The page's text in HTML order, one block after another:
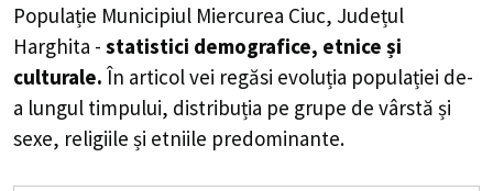
Populație Municipiul Miercurea Ciuc, Județul
Harghita - statistici demografice, etnice și
culturale. În articol vei regăsi evoluția populației de-
a lungul timpului, distribuția pe grupe de vârstă și
sexe, religiile și etniile predominante.